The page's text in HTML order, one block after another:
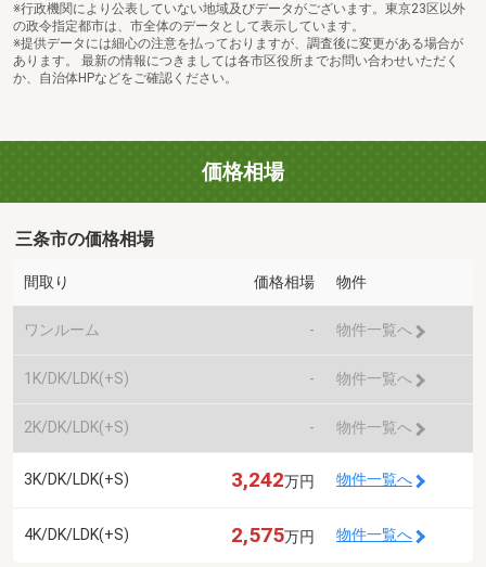
※行政機関により公表していない地域及びデータがございます。東京23区以外
の政令指定都市は、市全体のデータとして表示しています。
※提供データには細心の注意を払っておりますが、調査後に変更がある場合が
あります。 最新の情報につきましては各市区役所までお問い合わせいただく
か、自治体HPなどをご確認ください。
価格相場
三条市の価格相場
間取り 価格相場 物件
ワンルーム - 物件一覧へ
1K/DK/LDK(+S) - 物件一覧へ
2K/DK/LDK(+S) - 物件一覧へ
3K/DK/LDK(+S) 3,242万円 物件一覧へ
4K/DK/LDK(+S) 2,575万円 物件一覧へ